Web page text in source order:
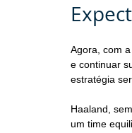
Agora, com
e continuar
estratégia
Haaland,
um time